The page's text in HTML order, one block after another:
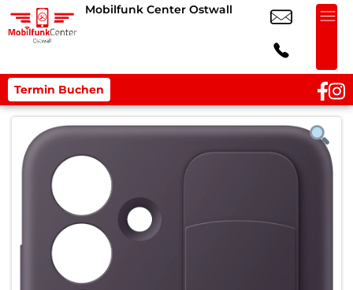
Mobilfunk Center Ostwall
Termin Buchen